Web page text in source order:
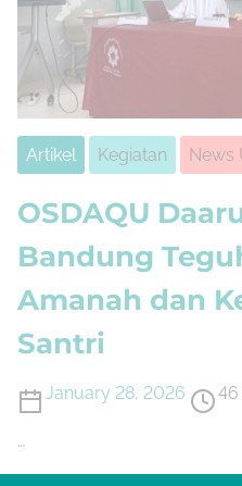
Artikel Kegiatan News
OSDAQU
Bandung
Amanah dan
Santri
January 28, 2026 46
…